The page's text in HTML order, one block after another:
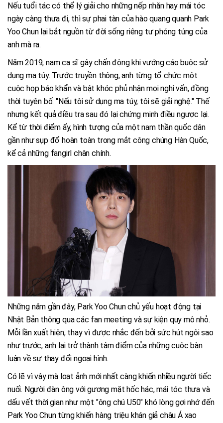
Nếu tuổi tác có thể lý giải cho những nếp nhăn hay mái tóc
ngày càng thưa đi, thì sự phai tàn của hào quang quanh Park
Yoo Chun lại bắt nguồn từ đời sống riêng tư phóng túng của
anh mà ra.
Năm 2019, nam ca sĩ gây chấn động khi vướng cáo buộc sử
dụng ma túy. Trước truyền thông, anh từng tổ chức một
cuộc họp báo khẩn và bật khóc phủ nhận mọi nghi vấn, đồng
thời tuyên bố: "Nếu tôi sử dụng ma túy, tôi sẽ giải nghệ." Thế
nhưng kết quả điều tra sau đó lại chứng minh điều ngược lại.
Kể từ thời điểm ấy, hình tượng của một nam thần quốc dân
gần như sụp đổ hoàn toàn trong mắt công chúng Hàn Quốc,
kể cả những fangirl chân chính.
Những năm gần đây, Park Yoo Chun chủ yếu hoạt động tại
Nhật Bản thông qua các fan meeting và sự kiện quy mô nhỏ.
Mỗi lần xuất hiện, thay vì được nhắc đến bởi sức hút ngôi sao
như trước, anh lại trở thành tâm điểm của những cuộc bàn
luận về sự thay đổi ngoại hình.
Có lẽ vì vậy mà loạt ảnh mới nhất càng khiến nhiều người tiếc
nuối. Người đàn ông với gương mặt hốc hác, mái tóc thưa và
dấu vết thời gian như một "ông chú U50" khó lòng gợi nhớ đến
Park Yoo Chun từng khiến hàng triệu khán giả châu Á xao